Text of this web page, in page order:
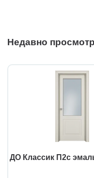
Недавно
ДО Классик П2с